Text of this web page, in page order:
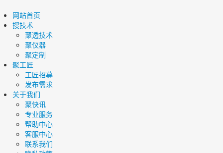
网站首页
搜技术
聚透技术
聚仪器
聚定制
聚工匠
工匠招募
发布需求
关于我们
聚快讯
专业服务
帮助中心
客服中心
联系我们